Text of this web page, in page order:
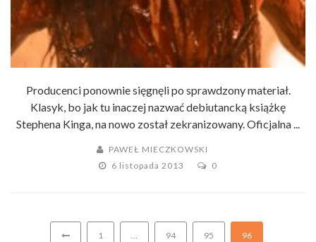
Producenci ponownie sięgnęli po sprawdzony materiał.
Klasyk, bo jak tu inaczej nazwać debiutancką książkę
Stephena Kinga, na nowo został zekranizowany. Oficjalna ...
PAWEŁ MIECZKOWSKI
6 listopada 2013
0
1 … 94 95 96